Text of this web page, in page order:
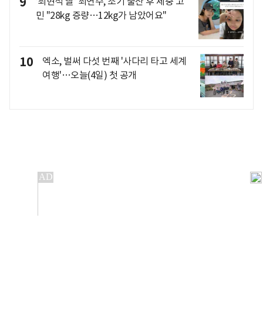
민 "28kg 증량…12kg가 남았어요"
10
엑소, 벌써 다섯 번째 '사다리 타고 세계
여행'…오늘(4일) 첫 공개